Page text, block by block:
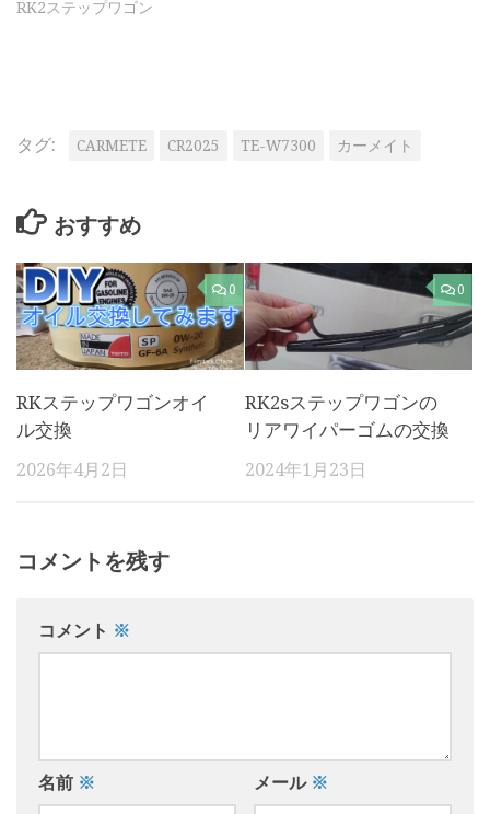
RK2ステップワゴン
タグ: CARMETE CR2025 TE-W7300 カーメイト
おすすめ
0
RKステップワゴンオイ
ル交換
2026年4月2日
0
RK2sステップワゴンの
リアワイパーゴムの交換
2024年1月23日
コメントを残す
コメント ※
名前 ※ メール ※